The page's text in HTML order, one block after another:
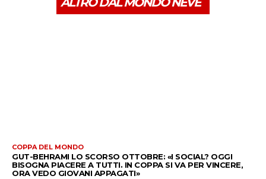
COPPA DEL MONDO
GUT-BEHRAMI LO SCORSO OTTOBRE: «I SOCIAL? OGGI
BISOGNA PIACERE A TUTTI. IN COPPA SI VA PER VINCERE,
ORA VEDO GIOVANI APPAGATI»